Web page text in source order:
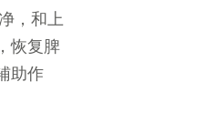
，和上
恢复脾
助作